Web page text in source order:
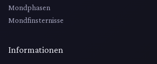
Mondphasen
Mondfinsternisse
Informationen